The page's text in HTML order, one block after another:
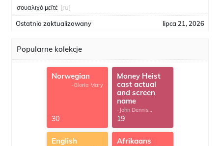
σουαλιχό μεϊτέ [ru]
Ostatnio zaktualizowany lipca 21, 2026
Popularne kolekcje
Norwegian
-Gloria Mary
30
Money Heist
cast actual
and screen
name
-John Dennis
G.Thomas
19
English Afrikaans